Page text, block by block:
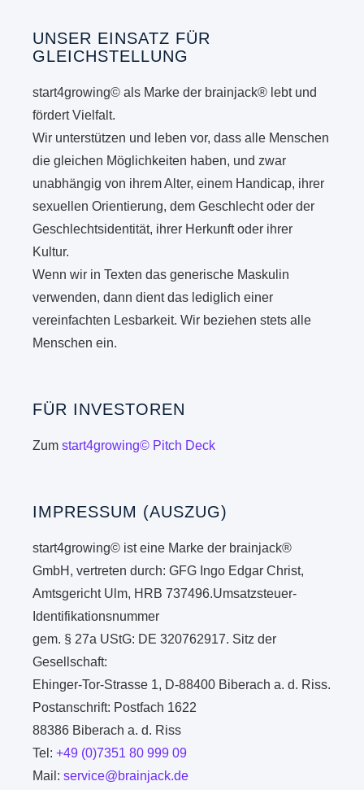
UNSER EINSATZ FÜR
GLEICHSTELLUNG
start4growing© als Marke der brainjack® lebt und
fördert Vielfalt.
Wir unterstützen und leben vor, dass alle Menschen
die gleichen Möglichkeiten haben, und zwar
unabhängig von ihrem Alter, einem Handicap, ihrer
sexuellen Orientierung, dem Geschlecht oder der
Geschlechtsidentität, ihrer Herkunft oder ihrer
Kultur.
Wenn wir in Texten das generische Maskulin
verwenden, dann dient das lediglich einer
vereinfachten Lesbarkeit. Wir beziehen stets alle
Menschen ein.
FÜR INVESTOREN
Zumstart4growing© Pitch Deck
IMPRESSUM (AUSZUG)
start4growing© ist eine Marke der brainjack®
GmbH, vertreten durch: GFG Ingo Edgar Christ,
Amtsgericht Ulm, HRB 737496.Umsatzsteuer-
Identifikationsnummer
gem. § 27a UStG: DE 320762917. Sitz der
Gesellschaft:
Ehinger-Tor-Strasse 1, D-88400 Biberach a. d. Riss.
Postanschrift: Postfach 1622
88386 Biberach a. d. Riss
Tel:+49 (0)7351 80 999 09
Mail:service@brainjack.de